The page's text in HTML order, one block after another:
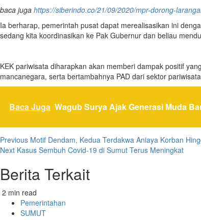
baca juga https://siberindo.co/21/09/2020/mpr-dorong-
Ia berharap, pemerintah pusat dapat merealisasikan ini
sedang kita koordinasikan ke Pak Gubernur dan beliau
KEK pariwisata diharapkan akan memberi dampak positif
mancanegara, serta bertambahnya PAD dari sektor
Baca Juga Wagub Surya Ajak Generasi Muda
Post
navigation
Previous Motif Dendam, Kedua Terdakwa Aniaya Korban
Next Kasus Sembuh Covid-19 di Sumut Terus Meningkat
Berita Terkait
2 min read
Pemerintahan
SUMUT